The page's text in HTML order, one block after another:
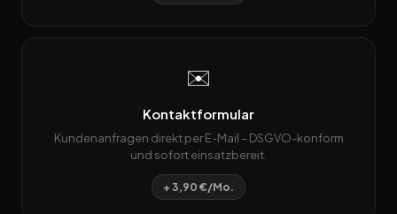
✉️
Kontaktformular
Kundenanfragen direkt per E-Mail – DSGVO-konform
und sofort einsatzbereit.
+ 3,90 €/Mo.